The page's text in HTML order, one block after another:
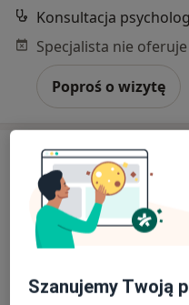
Konsultacja
Poproś o wizytę
Bezpieczne płatności
Szanujemy Twoją